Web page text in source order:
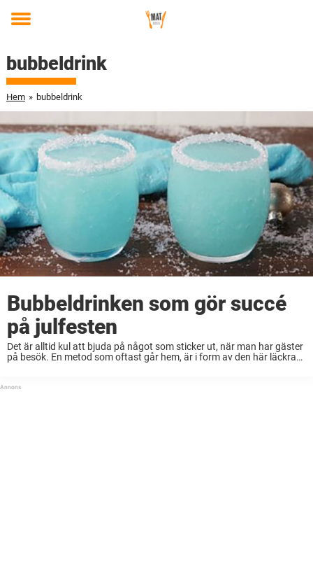
Toggle
bubbeldrink
Hem » bubbeldrink
Bubbeldrinken som gör succé
på julfesten
Det är alltid kul att bjuda på något som sticker ut, när man har gäster
på besök. En metod som oftast går hem, är i form av den här läckra